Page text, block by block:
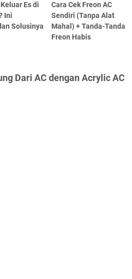
Es di
Ini
Solusinya
Cara Cek Freon AC
Sendiri (Tanpa Alat
Mahal) + Tanda-Tanda
Freon Habis
Dari AC dengan Acrylic AC